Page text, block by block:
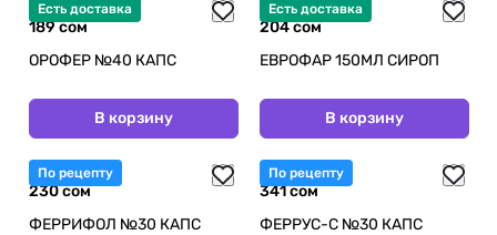
Есть доставка
189 сом
ОРОФЕР №40 КАПС
В корзину
Есть доставка
204 сом
ЕВРОФАР 150МЛ СИРОП
В корзину
По рецепту
230 сом
ФЕРРИФОЛ №30 КАПС
По рецепту
341 сом
ФЕРРУС-С №30 КАПС